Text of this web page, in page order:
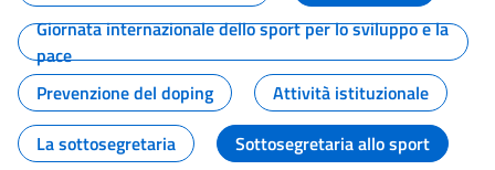
Giornata internazionale dello sport per lo sviluppo e la
pace
Prevenzione del doping
Attività istituzionale
La sottosegretaria
Sottosegretaria allo sport